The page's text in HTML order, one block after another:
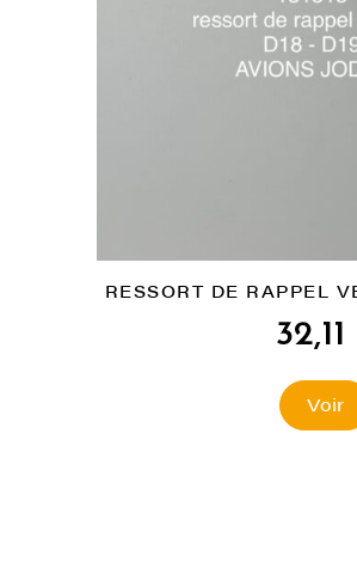
RESSORT DE RAPPEL
32,11
Voir